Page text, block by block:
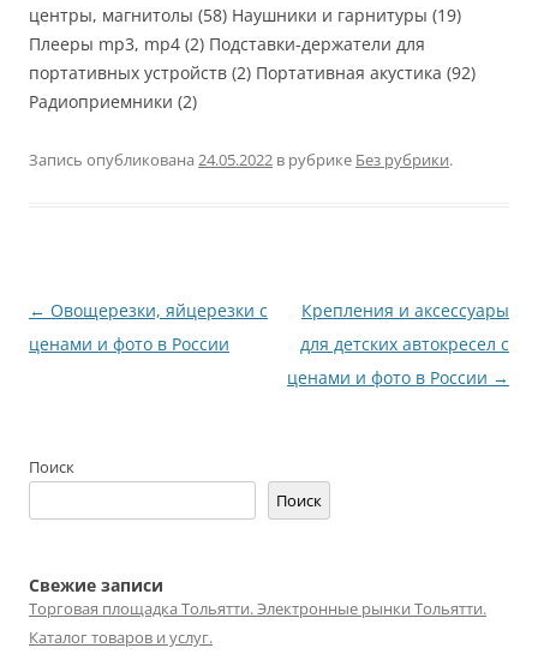
центры, магнитолы (58) Наушники и гарнитуры (19)
Плееры mp3, mp4 (2) Подставки-держатели для
портативных устройств (2) Портативная акустика (92)
Радиоприемники (2)
Запись опубликована 24.05.2022 в рубрике Без рубрики.
Навигация
по
← Овощерезки, яйцерезки с
ценами и фото в России
Крепления и аксессуары
для детских автокресел с
ценами и фото в России →
Поиск
Поиск
Свежие записи
Торговая площадка Тольятти. Электронные рынки Тольятти.
Каталог товаров и услуг.